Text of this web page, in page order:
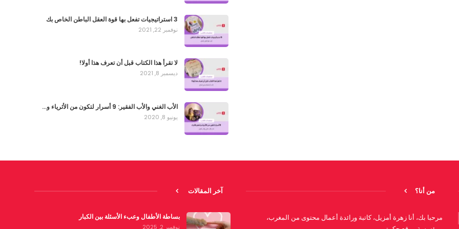
3 استراتيجيات تفعل بها قوة العقل الباطن الخاص بك
نوفمبر 22, 2021
لا تقرأ هذا الكتاب قبل أن تعرف هذا أولا!
ديسمبر 8, 2021
الأب الغني والأب الفقير: 9 أسرار لتكون من الأثرياء و…
يونيو 8, 2020
من أنا؟
مرحبا بك، أنا زهرة أمزيل، كاتبة ورائدة أعمال محتوى من المغرب،
آخر المقالات
بساطة الأطفال وعبء الأسئلة بين الكبار
نوفمبر 2, 2025